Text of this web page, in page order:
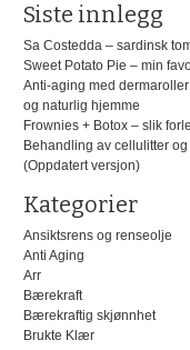
Siste innlegg
Sa Costedda – sardinsk
Sweet Potato Pie – min
Anti-aging med
og naturlig hjemme
Frownies + Botox – slik
Behandling av cellulitter
(Oppdatert versjon)
Kategorier
Ansiktsrens og renseolje
Anti Aging
Arr
Bærekraft
Bærekraftig skjønnhet
Brukte Klær